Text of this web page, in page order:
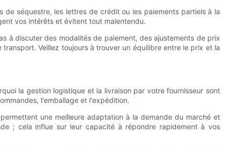
séquestre, les lettres de crédit ou les paiements partiels à la
vos intérêts et évitent tout malentendu.
à discuter des modalités de paiement, des ajustements de prix
Veillez toujours à trouver un équilibre entre le prix et la
la gestion logistique et la livraison par votre fournisseur sont
l'emballage et l'expédition.
une meilleure adaptation à la demande du marché et
; cela influe sur leur capacité à répondre rapidement à vos